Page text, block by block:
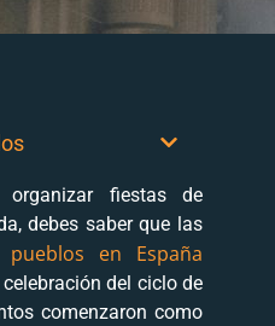
organizar fiestas de
debes saber que las
en España
del ciclo de
comenzaron como